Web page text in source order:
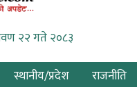
२२ गते २०८३
स्थानीय/प्रदेश राजनीति